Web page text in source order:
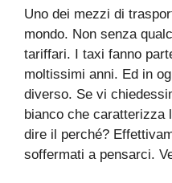
Uno dei mezzi di
mondo. Non senza
tariffari. I taxi fanno
moltissimi anni. Ed in
diverso. Se vi
bianco che caratterizza
dire il perché?
soffermati a pensarci.